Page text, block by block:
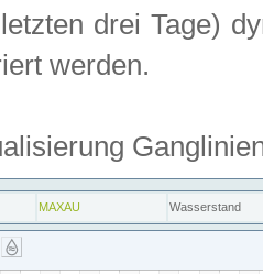
drei Tage)
werden.